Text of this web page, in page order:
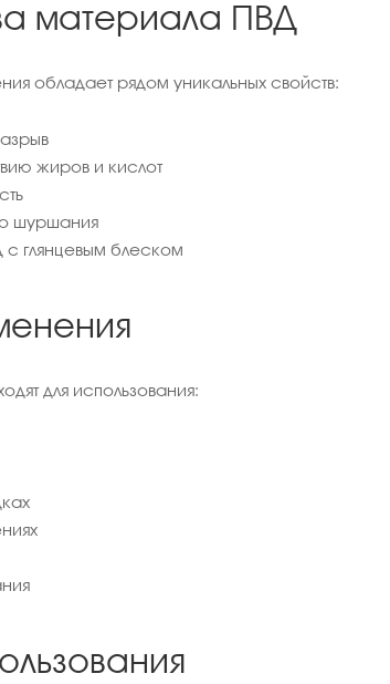
материала ПВД
обладает рядом уникальных свойств:
жиров и кислот
шуршания
с глянцевым блеском
для использования: